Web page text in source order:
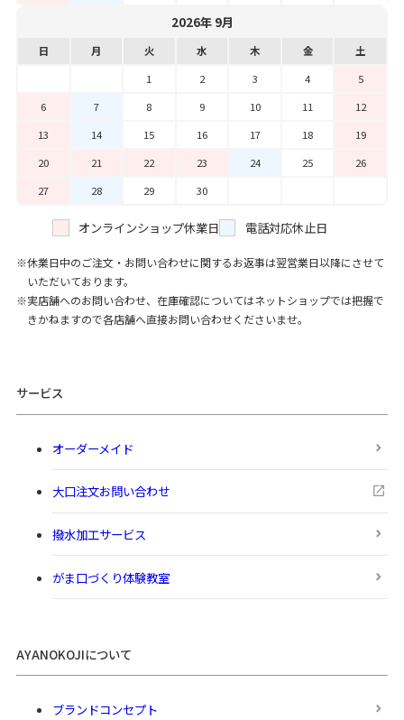
2026年 9月
日 月 火 水 木 金
土
1
2 3 4
5
6
7 8 9 10 11
12
13
14 15 16 17 18
19
20
21 22 23 24 25
26
27
28 29 30
オンラインショップ休業日 電話対応休止日
休業日中のご注文・お問い合わせに関するお返事は翌営業日以降にさせて
いただいております。
実店舗へのお問い合わせ、在庫確認についてはネットショップでは把握で
きかねますので各店舗へ直接お問い合わせくださいませ。
サービス
オーダーメイド
大口注文お問い合わせ
撥水加工サービス
がま口づくり体験教室
AYANOKOJIについて
ブランドコンセプト